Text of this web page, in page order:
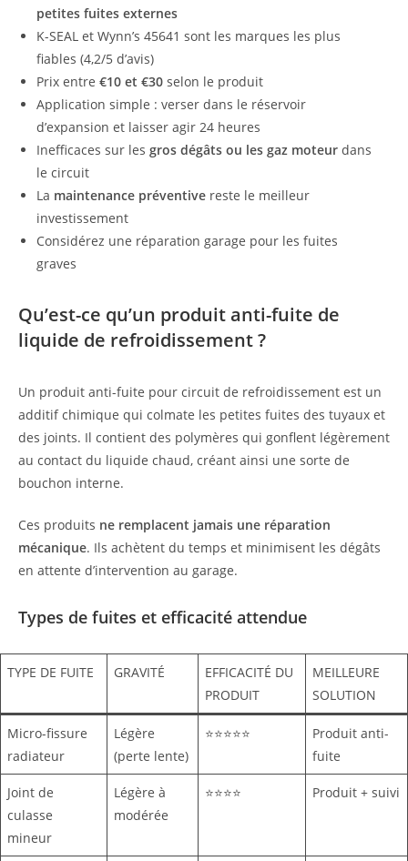
petites fuites externes
K-SEAL et Wynn’s 45641 sont les marques les plus
fiables (4,2/5 d’avis)
Prix entre €10 et €30 selon le produit
Application simple : verser dans le réservoir
d’expansion et laisser agir 24 heures
Inefficaces sur les gros dégâts ou les gaz moteur dans
le circuit
La maintenance préventive reste le meilleur
investissement
Considérez une réparation garage pour les fuites
graves
Qu’est-ce qu’un produit anti-fuite de
liquide de refroidissement ?
Un produit anti-fuite pour circuit de refroidissement est un
additif chimique qui colmate les petites fuites des tuyaux et
des joints. Il contient des polymères qui gonflent légèrement
au contact du liquide chaud, créant ainsi une sorte de
bouchon interne.
Ces produits ne remplacent jamais une réparation
mécanique. Ils achètent du temps et minimisent les dégâts
en attente d’intervention au garage.
Types de fuites et efficacité attendue
TYPE DE FUITE GRAVITÉ
EFFICACITÉ DU
PRODUIT
MEILLEURE
SOLUTION
Micro-fissure
radiateur
Légère
(perte lente)
⭐⭐⭐⭐⭐
Produit anti-
fuite
Joint de
culasse
mineur
Légère à
modérée
⭐⭐⭐⭐ Produit + suivi